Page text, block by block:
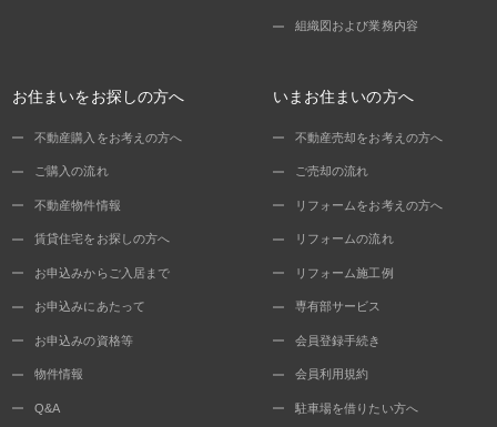
組織図および業務内容
お住まいをお探しの方へ
不動産購入をお考えの方へ
ご購入の流れ
不動産物件情報
賃貸住宅をお探しの方へ
お申込みからご入居まで
お申込みにあたって
お申込みの資格等
物件情報
Q&A
いまお住まいの方へ
不動産売却をお考えの方へ
ご売却の流れ
リフォームをお考えの方へ
リフォームの流れ
リフォーム施工例
専有部サービス
会員登録手続き
会員利用規約
駐車場を借りたい方へ